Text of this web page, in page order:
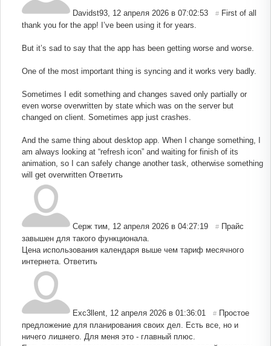
Davidst93, 12 апреля 2026 в 07:02:53 # First of all
thank you for the app! I’ve been using it for years.
But it’s sad to say that the app has been getting worse and worse.
One of the most important thing is syncing and it works very badly.
Sometimes I edit something and changes saved only partially or
even worse overwritten by state which was on the server but
changed on client. Sometimes app just crashes.
And the same thing about desktop app. When I change something, I
am always looking at “refresh icon” and waiting for finish of its
animation, so I can safely change another task, otherwise something
will get overwritten Ответить
Серж тим, 12 апреля 2026 в 04:27:19 # Прайс
завышен для такого функционала.
Цена использования календаря выше чем тариф месячного
интернета. Ответить
Exc3llent, 12 апреля 2026 в 01:36:01 # Простое
предложение для планирования своих дел. Есть все, но и
ничего лишнего. Для меня это - главный плюс.